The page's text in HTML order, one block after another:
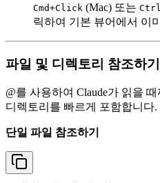
Cmd+Click (Mac) 또는
릭하여 기본 뷰어에서 이
파일 및 디렉토리 참조하기
@를 사용하여 Claude가 읽을
디렉토리를 빠르게 포함합니다.
단일 파일 참조하기